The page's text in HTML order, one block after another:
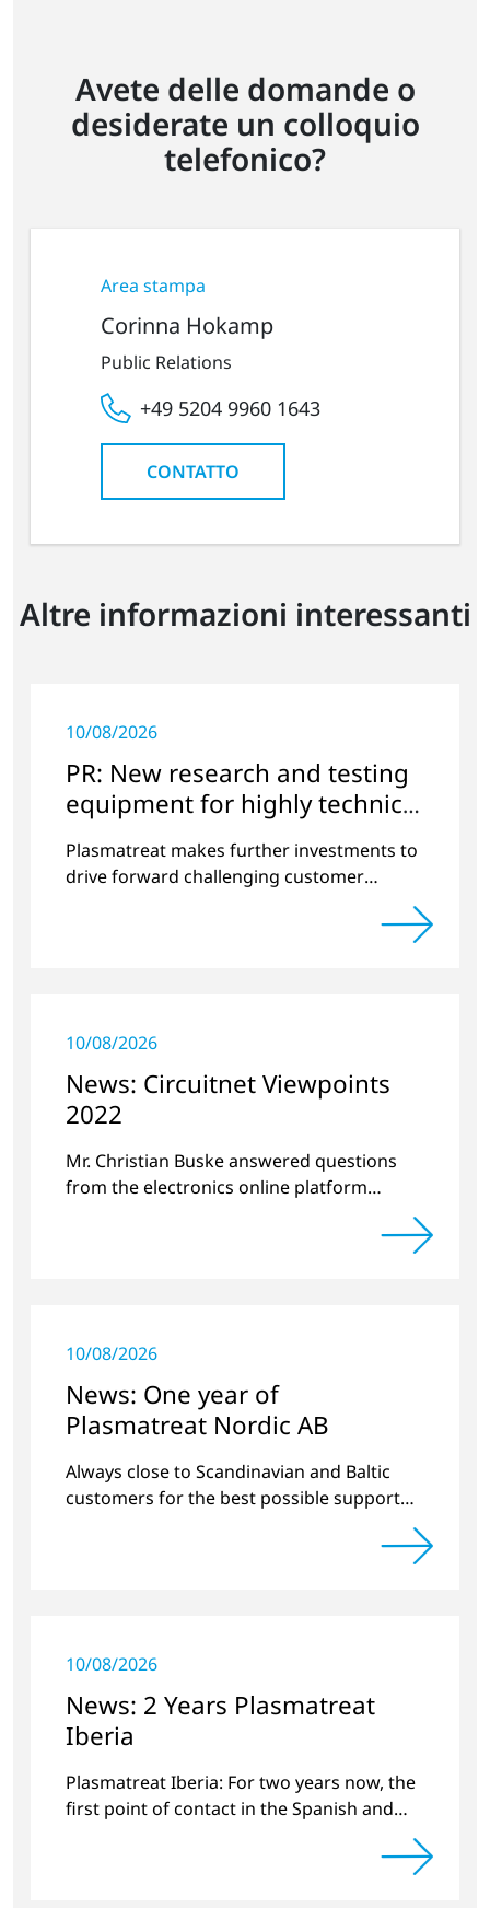
Avete delle domande o
desiderate un colloquio
telefonico?
Area stampa
Corinna Hokamp
Public Relations
+49 5204 9960 1643
CONTATTO
Altre informazioni interessanti
10/08/2026
PR: New research and testing
equipment for highly technical
surface treatment
Plasmatreat makes further investments to
drive forward challenging customer
10/08/2026
News: Circuitnet Viewpoints
2022
Mr. Christian Buske answered questions
from the electronics online platform
Circuitnet regarding a review of 2021 and a
10/08/2026
News: One year of
Plasmatreat Nordic AB
Always close to Scandinavian and Baltic
customers for the best possible support
10/08/2026
News: 2 Years Plasmatreat
Iberia
Plasmatreat Iberia: For two years now, the
first point of contact in the Spanish and